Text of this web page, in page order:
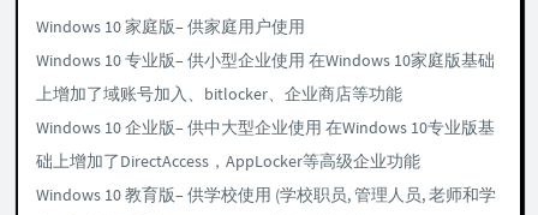
Windows 10 家庭版– 供家庭用户使用
Windows 10 专业版– 供小型企业使用 在Windows 10家庭版基础
上增加了域账号加入、bitlocker、企业商店等功能
Windows 10 企业版– 供中大型企业使用 在Windows 10专业版基
础上增加了DirectAccess，AppLocker等高级企业功能
Windows 10 教育版– 供学校使用 (学校职员, 管理人员, 老师和学